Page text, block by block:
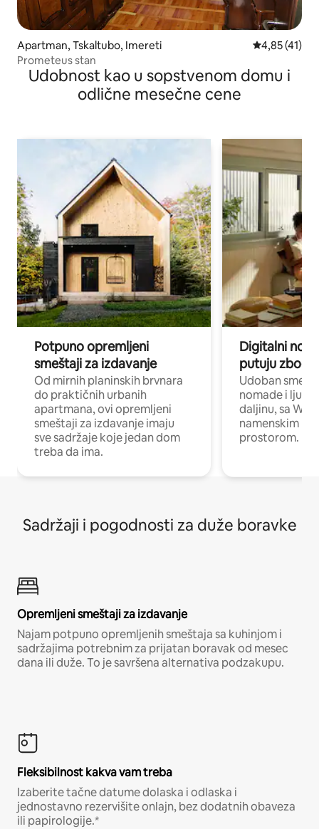
Apartman, Tskaltubo, Imereti Prosečna
4,85 (41)
Prometeus stan
Udobnost kao u sopstvenom domu i
odlične mesečne cene
Potpuno opremljeni
smeštaji za izdavanje
Od mirnih planinskih brvnara
do praktičnih urbanih
apartmana, ovi opremljeni
smeštaji za izdavanje imaju
sve sadržaje koje jedan dom
treba da ima.
Digitalni
putuju zbog
Udoban
nomade i ljude
daljinu, sa Wi-
namenskim
prostorom.
Sadržaji i pogodnosti za duže boravke
Opremljeni smeštaji za izdavanje
Najam potpuno opremljenih smeštaja sa kuhinjom i
sadržajima potrebnim za prijatan boravak od mesec
dana ili duže. To je savršena alternativa podzakupu.
Fleksibilnost kakva vam treba
Izaberite tačne datume dolaska i odlaska i
jednostavno rezervišite onlajn, bez dodatnih obaveza
ili papirologije.*